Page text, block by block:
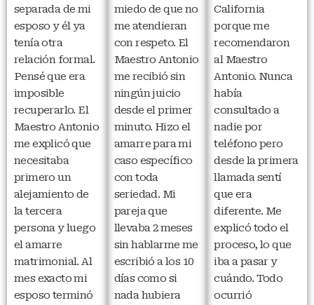
separada de mi
esposo y él ya
tenía otra
relación formal.
Pensé que era
imposible
recuperarlo. El
Maestro Antonio
me explicó que
necesitaba
primero un
alejamiento de
la tercera
persona y luego
el amarre
matrimonial. Al
mes exacto mi
esposo terminó
miedo de que no
me atendieran
con respeto. El
Maestro Antonio
me recibió sin
ningún juicio
desde el primer
minuto. Hizo el
amarre para mi
caso específico
con toda
seriedad. Mi
pareja que
llevaba 2 meses
sin hablarme me
escribió a los 10
días como si
nada hubiera
California
porque me
recomendaron
al Maestro
Antonio. Nunca
había
consultado a
nadie por
teléfono pero
desde la primera
llamada sentí
que era
diferente. Me
explicó todo el
proceso, lo que
iba a pasar y
cuándo. Todo
ocurrió